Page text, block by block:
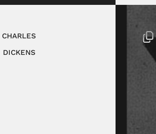
CHARLES
DICKENS